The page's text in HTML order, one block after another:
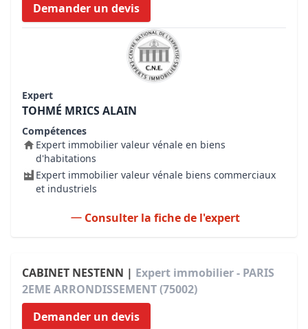
Demander un devis
Expert
TOHMÉ MRICS ALAIN
Compétences
Expert immobilier valeur vénale en biens
d'habitations
Expert immobilier valeur vénale biens commerciaux
et industriels
Consulter la fiche de l'expert
CABINET NESTENN | Expert immobilier - PARIS
2EME ARRONDISSEMENT (75002)
Demander un devis